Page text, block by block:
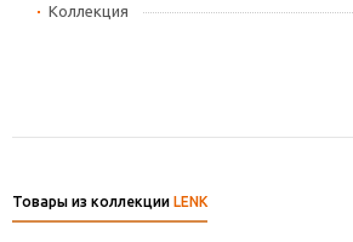
Коллекция
Товары из коллекции LENK